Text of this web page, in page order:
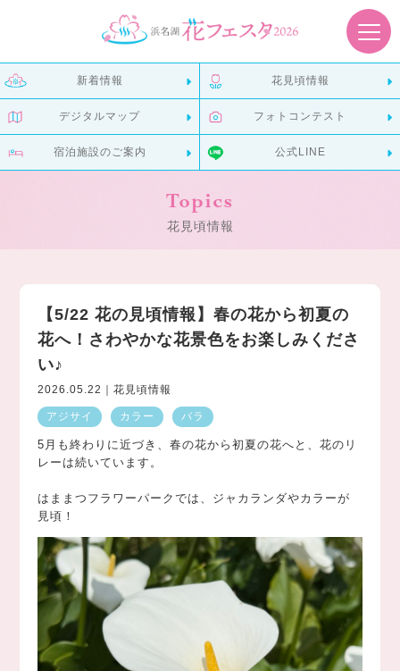
新着情報 花見頃情報
デジタルマップ フォトコンテスト
宿泊施設のご案内 公式LINE
Topics
花見頃情報
【5/22 花の見頃情報】春の花から初夏の
花へ！さわやかな花景色をお楽しみくださ
い♪
2026.05.22｜花見頃情報
アジサイ カラー バラ
5月も終わりに近づき、春の花から初夏の花へと、花のリ
レーは続いています。
はままつフラワーパークでは、ジャカランダやカラーが
見頃！